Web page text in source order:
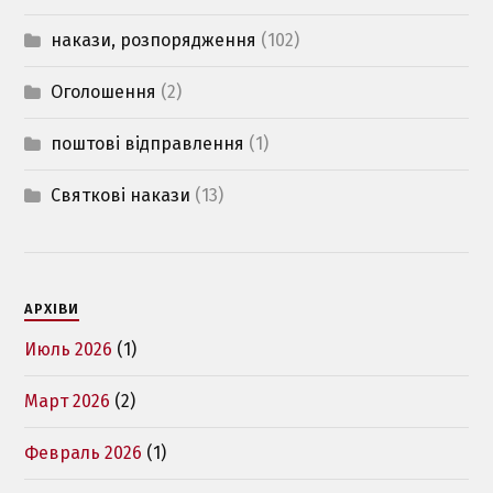
накази, розпорядження (102)
Оголошення (2)
поштові відправлення (1)
Святкові накази (13)
АРХІВИ
Июль 2026 (1)
Март 2026 (2)
Февраль 2026 (1)